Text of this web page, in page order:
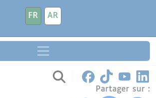
FR AR
Partager sur :